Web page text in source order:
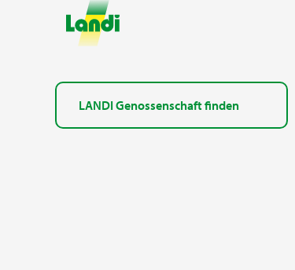
LANDI Genossenschaft finden